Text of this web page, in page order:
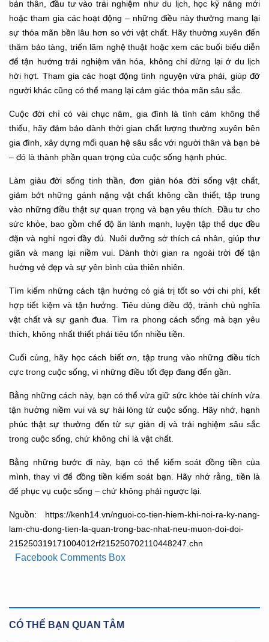
bản thân, đầu tư vào trải nghiệm như du lịch, học kỹ năng mới
hoặc tham gia các hoạt động – những điều này thường mang lại
sự thỏa mãn bền lâu hơn so với vật chất. Hãy thường xuyên đến
thăm bảo tàng, triển lãm nghệ thuật hoặc xem các buổi biểu diễn
để tận hưởng trải nghiệm văn hóa, không chỉ dừng lại ở du lịch
hời hợt. Tham gia các hoạt động tình nguyện vừa phải, giúp đỡ
người khác cũng có thể mang lại cảm giác thỏa mãn sâu sắc.
Cuộc đời chỉ có vài chục năm, gia đình là tình cảm không thể
thiếu, hãy đảm bảo dành thời gian chất lượng thường xuyên bên
gia đình, xây dựng mối quan hệ sâu sắc với người thân và bạn bè
– đó là thành phần quan trọng của cuộc sống hạnh phúc.
Làm giàu đời sống tinh thần, đơn giản hóa đời sống vật chất,
giảm bớt những gánh nặng vật chất không cần thiết, tập trung
vào những điều thật sự quan trọng và bạn yêu thích. Đầu tư cho
sức khỏe, bao gồm chế độ ăn lành mạnh, luyện tập thể dục đều
đặn và nghỉ ngơi đầy đủ. Nuôi dưỡng sở thích cá nhân, giúp thư
giãn và mang lại niềm vui. Dành thời gian ra ngoài trời để tận
hưởng vẻ đẹp và sự yên bình của thiên nhiên.
Tìm kiếm những cách tận hưởng có giá trị tốt so với chi phí, kết
hợp tiết kiệm và tận hưởng. Tiêu dùng điều độ, tránh chủ nghĩa
vật chất và sự ganh đua. Tìm ra phong cách sống mà bạn yêu
thích, không nhất thiết phải tiêu tốn nhiều tiền.
Cuối cùng, hãy học cách biết ơn, tập trung vào những điều tích
cực trong cuộc sống, vì những điều tốt đẹp đang đến gần.
Bằng những cách này, bạn có thể vừa giữ sức khỏe tài chính vừa
tận hưởng niềm vui và sự hài lòng từ cuộc sống. Hãy nhớ, hạnh
phúc thật sự thường đến từ sự giản dị và trải nghiệm sâu sắc
trong cuộc sống, chứ không chỉ là vật chất.
Bằng những bước đi này, bạn có thể kiểm soát đồng tiền của
mình, thay vì để đồng tiền kiểm soát bạn. Hãy nhớ rằng, tiền là
để phục vụ cuộc sống – chứ không phải ngược lại.
Nguồn: https://kenh14.vn/nguoi-co-tien-hiem-khi-noi-ra-ky-nang-
lam-chu-dong-tien-la-quan-trong-bac-nhat-neu-muon-doi-doi-
215250319171004012rf215250702110448247.chn
Facebook Comments Box
CÓ THỂ BẠN QUAN TÂM